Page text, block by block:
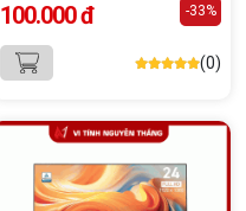
100.000 đ -33%
(0)